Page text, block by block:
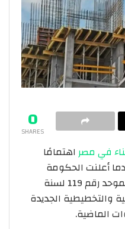
0
SHARES
في مصر اهتمامًا
أعلنت الحكومة
العودة للعمل بقانون البناء الموحد رقم 119 لسنة
والتخطيطية الجديدة
الماضية.